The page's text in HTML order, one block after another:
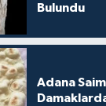
Bulundu
Adana